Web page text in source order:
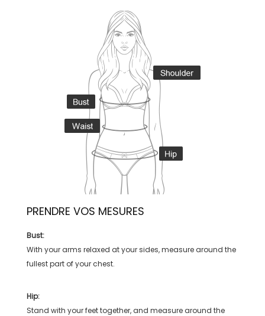
PRENDRE VOS MESURES
Bust:
With your arms relaxed at your sides, measure around the
fullest part of your chest.
Hip:
Stand with your feet together, and measure around the